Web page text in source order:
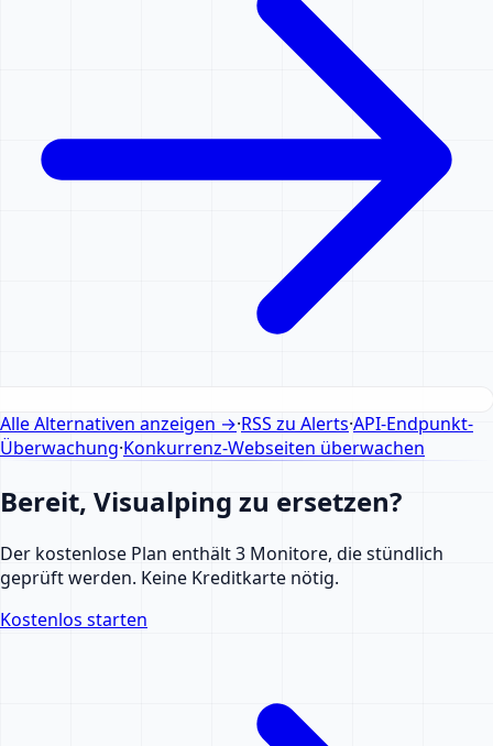
Alle Alternativen anzeigen →·RSS zu Alerts·API-Endpunkt-
Überwachung·Konkurrenz-Webseiten überwachen
Bereit, Visualping zu ersetzen?
Der kostenlose Plan enthält 3 Monitore, die stündlich
geprüft werden. Keine Kreditkarte nötig.
Kostenlos starten